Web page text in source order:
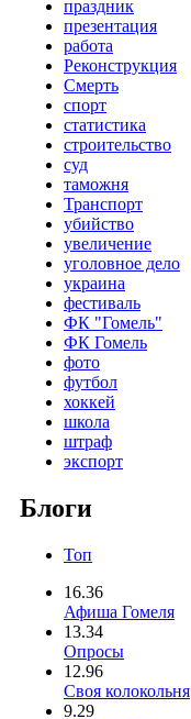
праздник
презентация
работа
Реконструкция
Смерть
спорт
статистика
строительство
суд
таможня
Транспорт
убийство
увеличение
уголовное дело
украина
фестиваль
ФК "Гомель"
ФК Гомель
фото
футбол
хоккей
школа
штраф
экспорт
Блоги
Топ
16.36
Афиша Гомеля
13.34
Опросы
12.96
Своя колокольня
9.29